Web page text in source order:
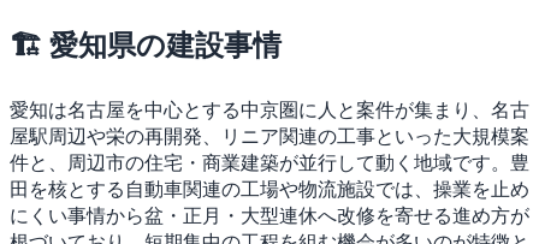
🏗 愛知県の建設事情
愛知は名古屋を中心とする中京圏に人と案件が集まり、名古
屋駅周辺や栄の再開発、リニア関連の工事といった大規模案
件と、周辺市の住宅・商業建築が並行して動く地域です。豊
田を核とする自動車関連の工場や物流施設では、操業を止め
にくい事情から盆・正月・大型連休へ改修を寄せる進め方が